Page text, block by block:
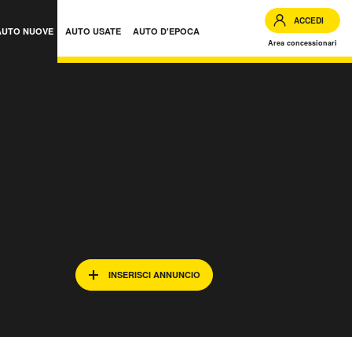
NUOVE AUTO USATE AUTO D'EPOCA
ACCEDI
Area concessionari
INSERISCI ANNUNCIO